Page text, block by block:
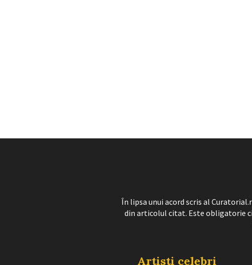
În lipsa unui acord scris al
din articolul citat. Este obligatorie
Artisti celebri